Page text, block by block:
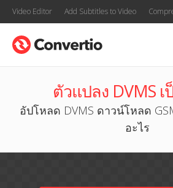
Video Editor Add Subtitles to Video
ตัวแปลง DVMS เ
อัปโหลด DVMS ดาวน์โหลด
อะไร